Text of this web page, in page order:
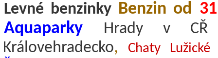
Levné benzinkyBenzin od
Aquaparky
Hrady v CŘ
Královehradecko, Chaty Lužické